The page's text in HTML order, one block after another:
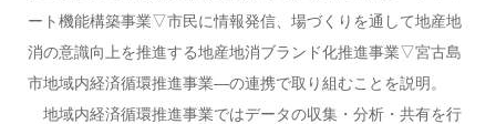
ート機能構築事業▽市民に情報発信、場づくりを通して地産地
消の意識向上を推進する地産地消ブランド化推進事業▽宮古島
市地域内経済循環推進事業―の連携で取り組むことを説明。
地域内経済循環推進事業ではデータの収集・分析・共有を行